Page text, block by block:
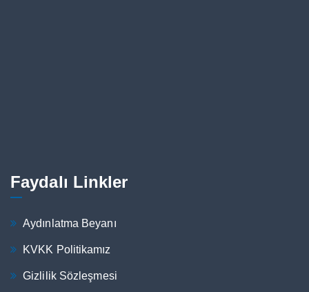
Faydalı Linkler
Aydınlatma Beyanı
KVKK Politikamız
Gizlilik Sözleşmesi